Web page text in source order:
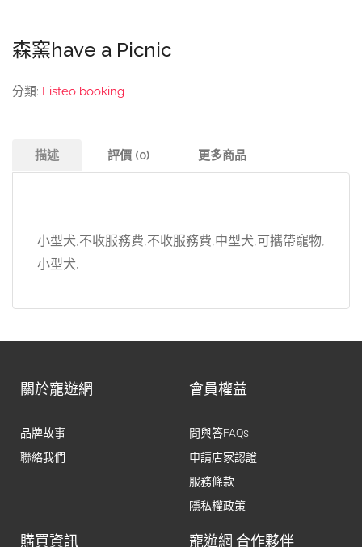
森窯have a Picnic
分類: Listeo booking
描述 評價 (0) 更多商品
小型犬,不收服務費,不收服務費,中型犬,可攜帶寵物,
小型犬,
關於寵遊網
品牌故事
聯絡我們
會員權益
問與答FAQs
申請店家認證
服務條款
隱私權政策
購買資訊 寵遊網 合作夥伴